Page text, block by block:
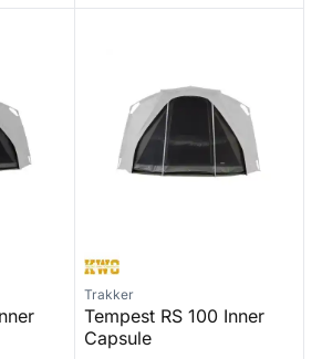
Trakker
Tempest RS 100 Inner
Capsule